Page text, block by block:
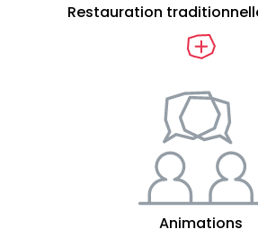
Restauration
Animations